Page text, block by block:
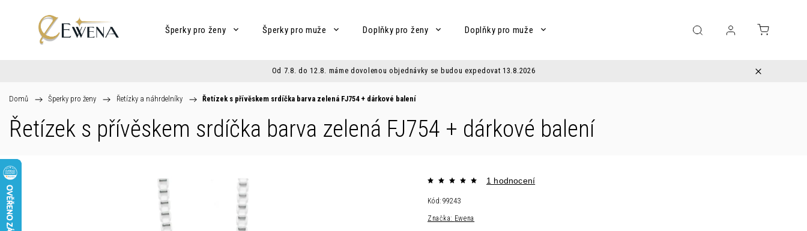
Šperky pro ženy Šperky pro muže Doplňky pro ženy Doplňky pro muže Výprodej Bižuterie
Od 7.8. do 12.8. máme dovolenou objednávky se budou expedovat 13.8.2026
Domů / Šperky pro ženy / Řetízky a náhrdelníky / Řetízek s přívěskem srdíčka barva zelená FJ754 + dárkové balení
Řetízek s přívěskem srdíčka barva zelená FJ754 + dárkové balení
Značka: Ewena
1 hodnocení
Kód: 99243